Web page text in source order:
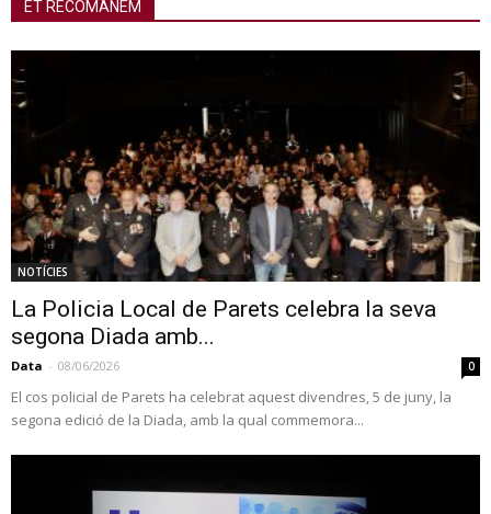
ET RECOMANEM
NOTÍCIES
La Policia Local de Parets celebra la seva
segona Diada amb...
Data - 08/06/2026 0
El cos policial de Parets ha celebrat aquest divendres, 5 de juny, la
segona edició de la Diada, amb la qual commemora...